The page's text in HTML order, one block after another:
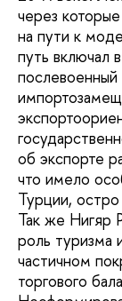
через
на пути к
путь включал
об экспорте
что имело
Турции,
Так же Нигяр
роль туризма
частичном
торгового